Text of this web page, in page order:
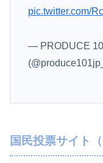
pic.twitter.com/
— PRODUCE
国民投票サイト